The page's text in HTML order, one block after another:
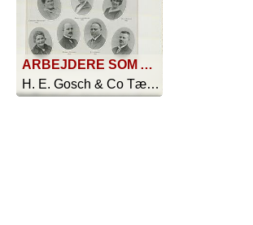
ARBEJDERE SOM ALLEREDE VAR ANSATTE I 1898 OG ENDNU VIRKER I SELSKABETS TJENESTE
H. E. Gosch & Co Tændstikfabrikker - 1923